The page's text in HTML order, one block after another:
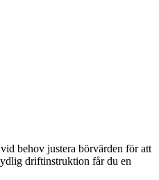
behov justera börvärden för att
driftinstruktion får du en